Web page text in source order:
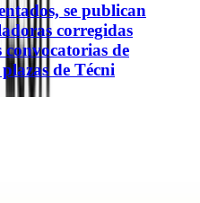
se publican
corregidas
convocatorias de
de Técni